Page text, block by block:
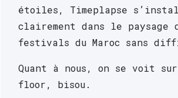
étoiles, Timeplapse
clairement dans le paysage
festivals du Maroc sans
Quant à nous, on se voit
floor, bisou.